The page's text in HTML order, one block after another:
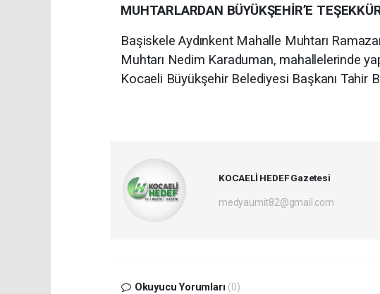
MUHTARLARDAN BÜYÜKŞEHİR’E
Başiskele Aydınkent Mahalle Muhtarı
Muhtarı Nedim Karaduman, mahallelerinde
Kocaeli Büyükşehir Belediyesi Başkanı Tahir
KOCAELİ HEDEF Gazetesi
medyaumit82@gmail.com
Okuyucu Yorumları (0)